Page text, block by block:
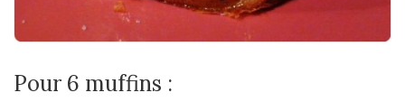
Pour 6 muffins :